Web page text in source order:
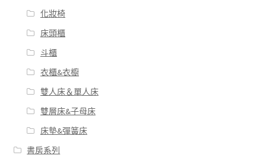
化妝椅
床頭櫃
斗櫃
衣櫃&衣櫥
雙人床＆單人床
雙層床&子母床
床墊&彈簧床
書房系列